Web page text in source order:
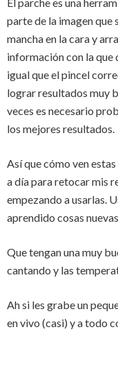
parte de la imagen que
mancha en la cara y
información con la que
igual que el pincel
lograr resultados muy
veces es necesario
los mejores resultados.
Así que cómo ven
a día para retocar mis
empezando a usarlas.
aprendido cosas
Que tengan una muy
cantando y las
Ah si les grabe un
en vivo (casi) y a todo